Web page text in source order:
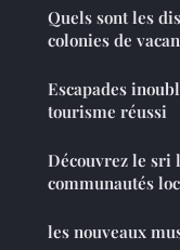
Quels sont les
colonies de
Escapades
tourisme réussi
Découvrez le sri
communautés
les nouveaux